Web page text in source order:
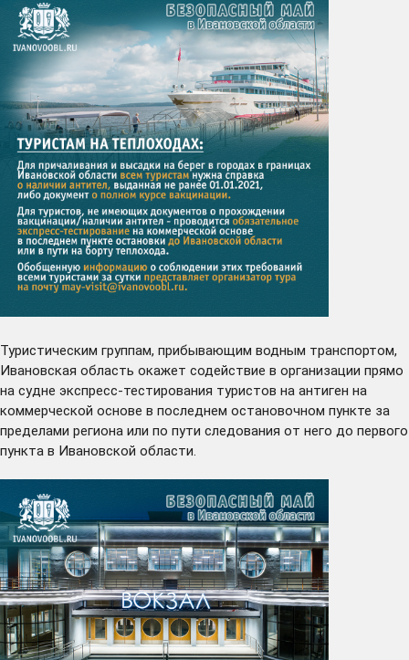
Туристическим группам, прибывающим водным транспортом,
Ивановская область окажет содействие в организации прямо
на судне экспресс-тестирования туристов на антиген на
коммерческой основе в последнем остановочном пункте за
пределами региона или по пути следования от него до первого
пункта в Ивановской области.